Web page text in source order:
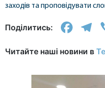
заходів та проповідувати
Поділитись:
Читайте наші новини в